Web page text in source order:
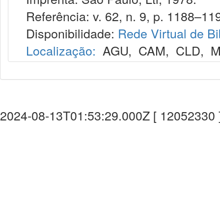
Referência: v. 62, n. 9, p.
Disponibilidade: Rede Virtual de
Localização: AGU, CAM, CLD,
2024-08-13T01:53:29.000Z [ 12052330